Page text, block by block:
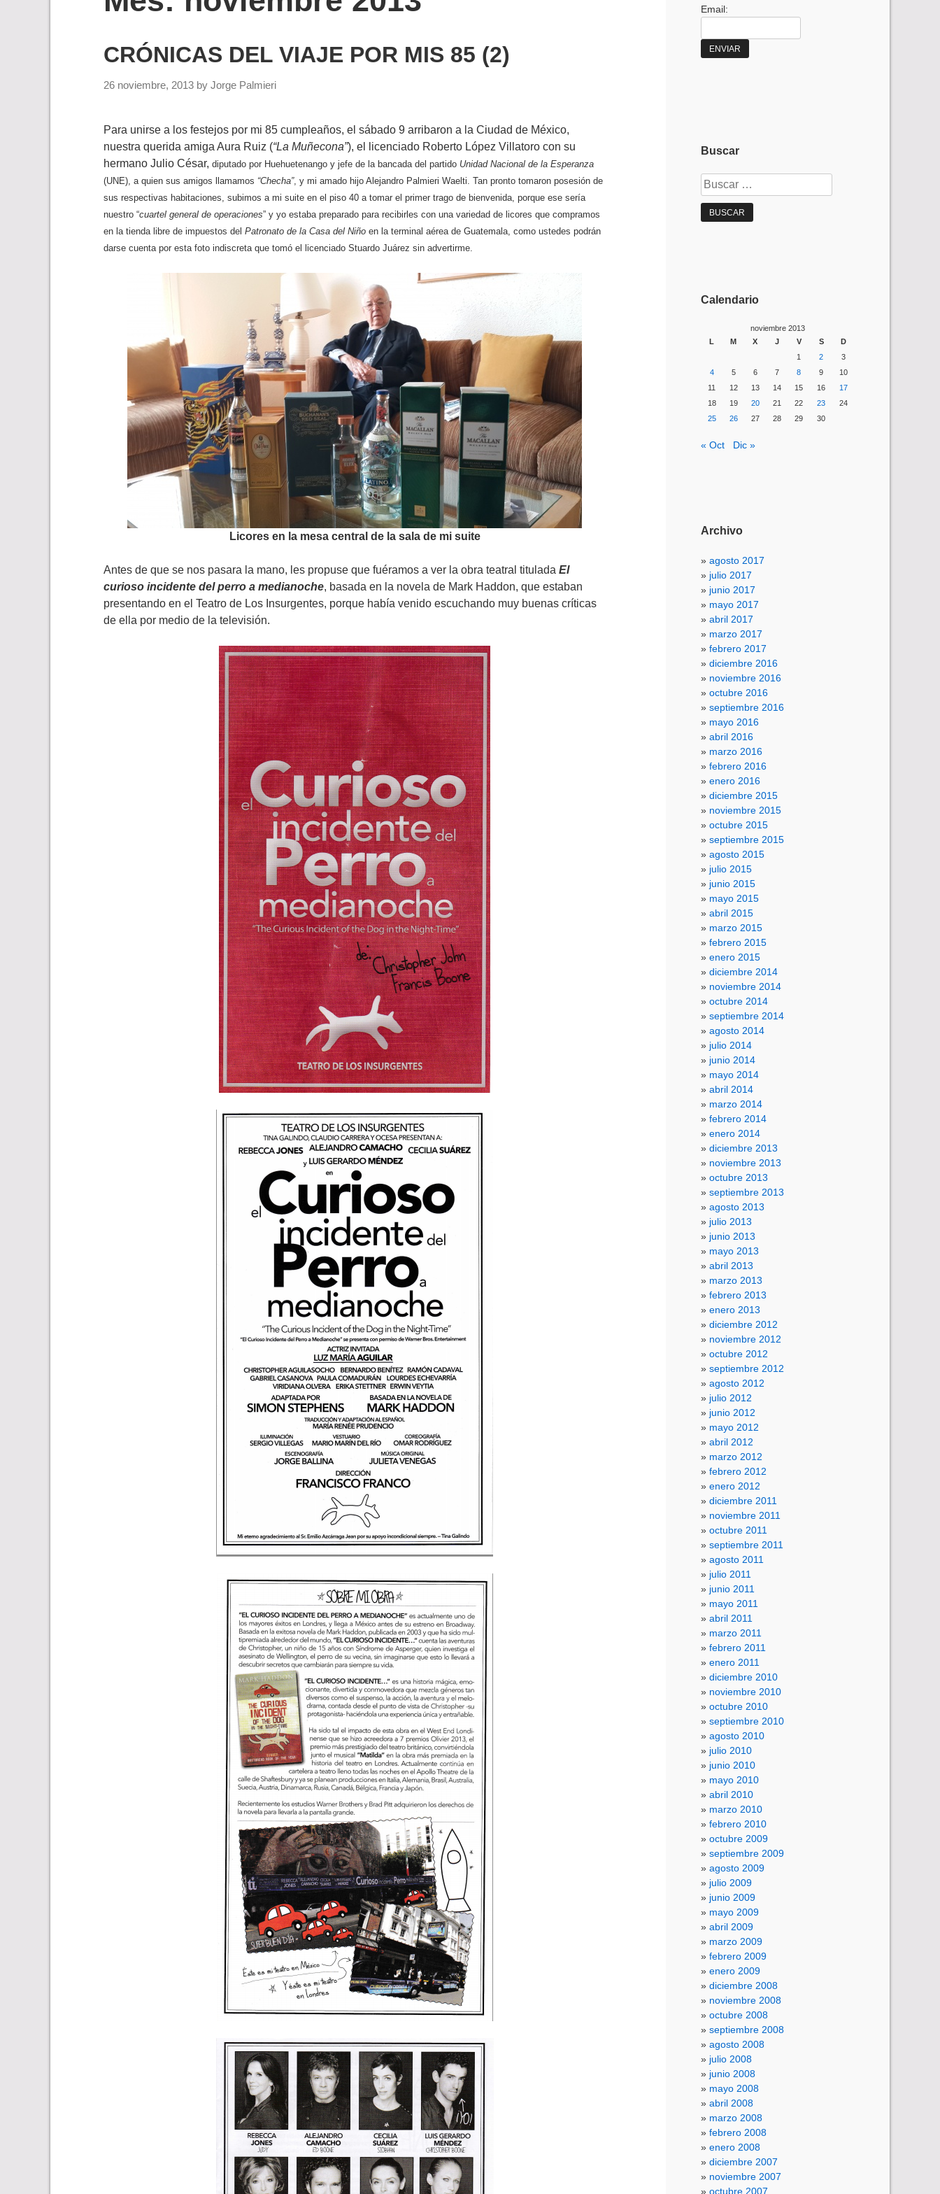
CRÓNICAS DEL VIAJE POR MIS 85 (2)
26 noviembre, 2013 by Jorge Palmieri
Para unirse a los festejos por mi 85 cumpleaños, el sábado 9 arribaron a la Ciudad de México,
nuestra querida amiga Aura Ruiz (“La Muñecona”), el licenciado Roberto López Villatoro con su
hermano Julio César, diputado por Huehuetenango y jefe de la bancada del partido Unidad Nacional de la Esperanza
(UNE), a quien sus amigos llamamos “Checha”, y mi amado hijo Alejandro Palmieri Waelti. Tan pronto tomaron posesión de
sus respectivas habitaciones, subimos a mi suite en el piso 40 a tomar el primer trago de bienvenida, porque ese sería
nuestro “cuartel general de operaciones” y yo estaba preparado para recibirles con una variedad de licores que compramos
en la tienda libre de impuestos del Patronato de la Casa del Niño en la terminal aérea de Guatemala, como ustedes podrán
darse cuenta por esta foto indiscreta que tomó el licenciado Stuardo Juárez sin advertirme.
Licores en la mesa central de la sala de mi suite
Antes de que se nos pasara la mano, les propuse que fuéramos a ver la obra teatral titulada El
curioso incidente del perro a medianoche, basada en la novela de Mark Haddon, que estaban
presentando en el Teatro de Los Insurgentes, porque había venido escuchando muy buenas críticas
de ella por medio de la televisión.
Email:
Buscar
Buscar:
Calendario
noviembre 2013
L
M X J V S
D
1
2
3
4
5 6 7 8 9
10
11
12 13 14 15 16
17
18
19 20 21 22 23
24
25
26 27 28 29 30
« Oct Dic »
Archivo
agosto 2017
julio 2017
junio 2017
mayo 2017
abril 2017
marzo 2017
febrero 2017
diciembre 2016
noviembre 2016
octubre 2016
septiembre 2016
mayo 2016
abril 2016
marzo 2016
febrero 2016
enero 2016
diciembre 2015
noviembre 2015
octubre 2015
septiembre 2015
agosto 2015
julio 2015
junio 2015
mayo 2015
abril 2015
marzo 2015
febrero 2015
enero 2015
diciembre 2014
noviembre 2014
octubre 2014
septiembre 2014
agosto 2014
julio 2014
junio 2014
mayo 2014
abril 2014
marzo 2014
febrero 2014
enero 2014
diciembre 2013
noviembre 2013
octubre 2013
septiembre 2013
agosto 2013
julio 2013
junio 2013
mayo 2013
abril 2013
marzo 2013
febrero 2013
enero 2013
diciembre 2012
noviembre 2012
octubre 2012
septiembre 2012
agosto 2012
julio 2012
junio 2012
mayo 2012
abril 2012
marzo 2012
febrero 2012
enero 2012
diciembre 2011
noviembre 2011
octubre 2011
septiembre 2011
agosto 2011
julio 2011
junio 2011
mayo 2011
abril 2011
marzo 2011
febrero 2011
enero 2011
diciembre 2010
noviembre 2010
octubre 2010
septiembre 2010
agosto 2010
julio 2010
junio 2010
mayo 2010
abril 2010
marzo 2010
febrero 2010
octubre 2009
septiembre 2009
agosto 2009
julio 2009
junio 2009
mayo 2009
abril 2009
marzo 2009
febrero 2009
enero 2009
diciembre 2008
noviembre 2008
octubre 2008
septiembre 2008
agosto 2008
julio 2008
junio 2008
mayo 2008
abril 2008
marzo 2008
febrero 2008
enero 2008
diciembre 2007
noviembre 2007
octubre 2007